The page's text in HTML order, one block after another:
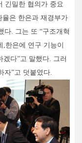
긴밀한 협의가 중요
율은 한은과 재경부가
다. 그는 또 “구조개혁
한은에 연구 기능이
다”고 말했다. 그러
자”고 덧붙였다.